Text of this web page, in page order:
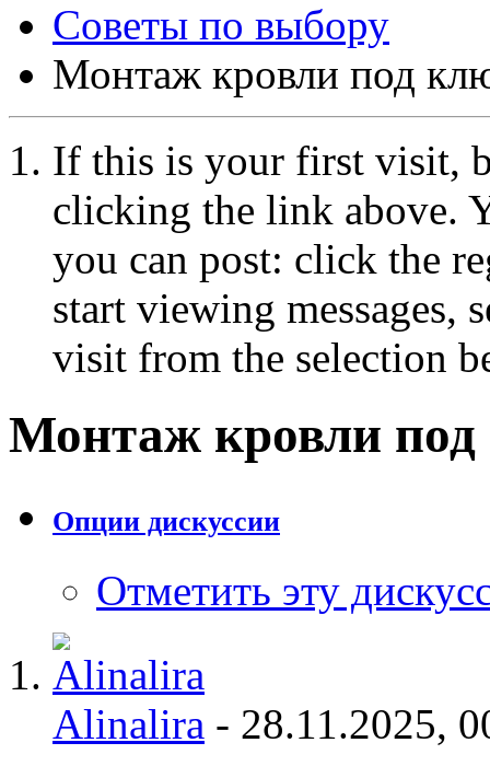
Советы по выбору
Монтаж кровли под
If this is your first visit,
clicking the link above.
you can post: click the
start viewing messages,
visit from the selection
Монтаж кровли
Опции дискуссии
Отметить эту
Alinalira - 28.11.2025,